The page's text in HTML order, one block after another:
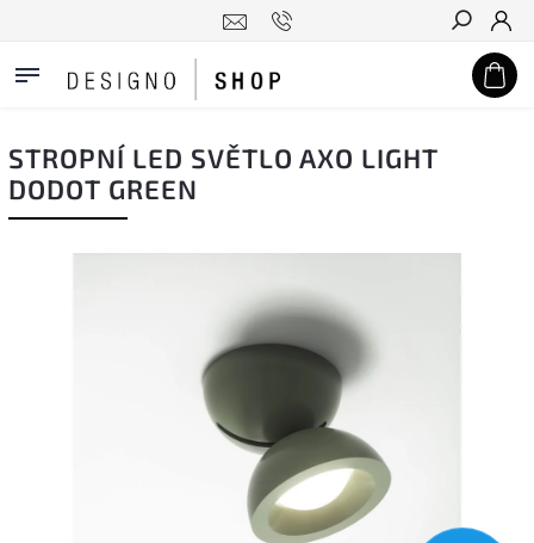
Hledat
STROPNÍ LED SVĚTLO AXO LIGHT
DODOT GREEN